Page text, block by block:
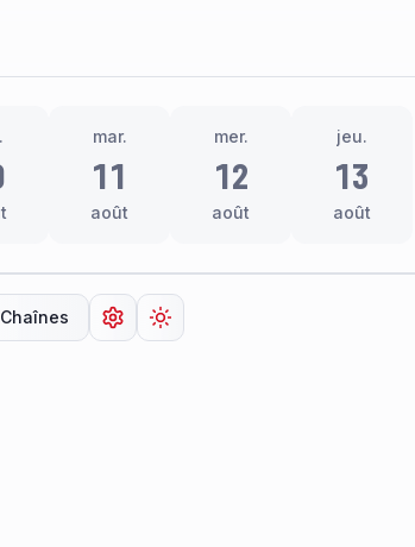
mar.
11
août
mer.
12
août
jeu.
13
août
Chaînes Ouvrir les paramètres
Changer de thème